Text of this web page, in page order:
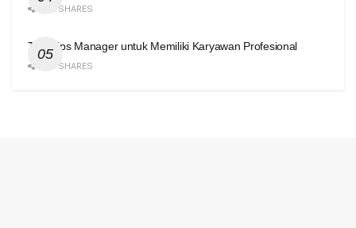
416 SHARES
Tiga Tips Manager untuk Memiliki Karyawan Profesional
414 SHARES